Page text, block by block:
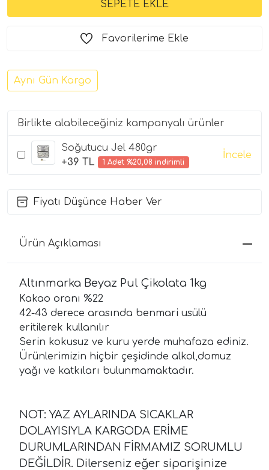
Favorilerime Ekle
Aynı Gün Kargo
Birlikte alabileceğiniz kampanyalı ürünler
Soğutucu Jel 480gr
+39 TL
1 Adet %20,08 indirimli
İncele
Fiyatı Düşünce Haber Ver
Ürün Açıklaması
Altınmarka Beyaz Pul Çikolata 1kg
Kakao oranı %22
42-43 derece arasında benmari usülü
eritilerek kullanılır
Serin kokusuz ve kuru yerde muhafaza ediniz.
Ürünlerimizin hiçbir çeşidinde alkol,domuz
yağı ve katkıları bulunmamaktadır.
NOT: YAZ AYLARINDA SICAKLAR
DOLAYISIYLA KARGODA ERİME
DURUMLARINDAN FİRMAMIZ SORUMLU
DEĞİLDİR. Dilerseniz eğer siparişinize